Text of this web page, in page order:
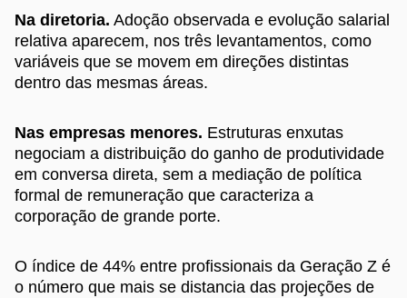
Na diretoria. Adoção observada e evolução salarial
relativa aparecem, nos três levantamentos, como
variáveis que se movem em direções distintas
dentro das mesmas áreas.
Nas empresas menores. Estruturas enxutas
negociam a distribuição do ganho de produtividade
em conversa direta, sem a mediação de política
formal de remuneração que caracteriza a
corporação de grande porte.
O índice de 44% entre profissionais da Geração Z é
o número que mais se distancia das projeções de